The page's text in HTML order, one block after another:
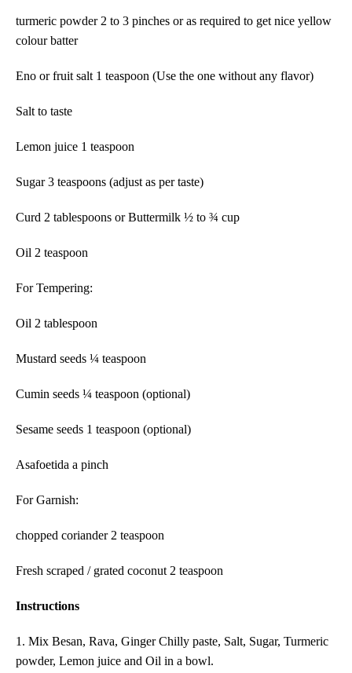
turmeric powder 2 to 3 pinches or as required to get nice yellow
colour batter
Eno or fruit salt 1 teaspoon (Use the one without any flavor)
Salt to taste
Lemon juice 1 teaspoon
Sugar 3 teaspoons (adjust as per taste)
Curd 2 tablespoons or Buttermilk ½ to ¾ cup
Oil 2 teaspoon
For Tempering:
Oil 2 tablespoon
Mustard seeds ¼ teaspoon
Cumin seeds ¼ teaspoon (optional)
Sesame seeds 1 teaspoon (optional)
Asafoetida a pinch
For Garnish:
chopped coriander 2 teaspoon
Fresh scraped / grated coconut 2 teaspoon
Instructions
1. Mix Besan, Rava, Ginger Chilly paste, Salt, Sugar, Turmeric
powder, Lemon juice and Oil in a bowl.